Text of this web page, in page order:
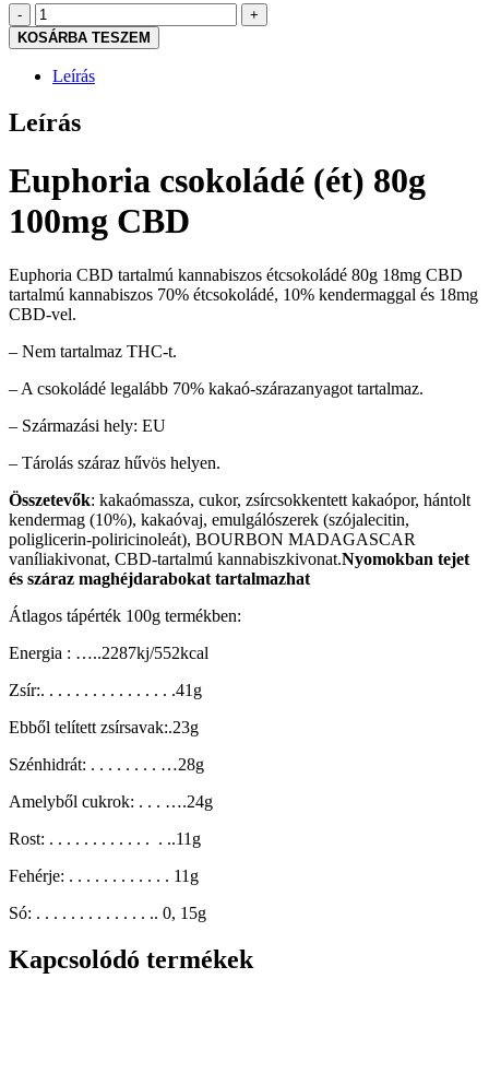
Euphoria
csokoládé
(ét)
80g
100mg
CBD
mennyiség
KOSÁRBA TESZEM
Leírás
Leírás
Euphoria csokoládé (ét) 80g
100mg CBD
Euphoria CBD tartalmú kannabiszos étcsokoládé 80g 18mg CBD
tartalmú kannabiszos 70% étcsokoládé, 10% kendermaggal és 18mg
CBD-vel.
– Nem tartalmaz THC-t.
– A csokoládé legalább 70% kakaó-szárazanyagot tartalmaz.
– Származási hely: EU
– Tárolás száraz hűvös helyen.
Összetevők: kakaómassza, cukor, zsírcsokkentett kakaópor, hántolt
kendermag (10%), kakaóvaj, emulgálószerek (szójalecitin,
poliglicerin-poliricinoleát), BOURBON MADAGASCAR
vaníliakivonat, CBD-tartalmú kannabiszkivonat.Nyomokban tejet
és száraz maghéjdarabokat tartalmazhat
Átlagos tápérték 100g termékben:
Energia : …..2287kj/552kcal
Zsír:. . . . . . . . . . . . . . . .41g
Ebből telített zsírsavak:.23g
Szénhidrát: . . . . . . . . …28g
Amelyből cukrok: . . . ….24g
Rost: . . . . . . . . . . . . . ..11g
Fehérje: . . . . . . . . . . . . 11g
Só: . . . . . . . . . . . . . .. 0, 15g
Kapcsolódó termékek